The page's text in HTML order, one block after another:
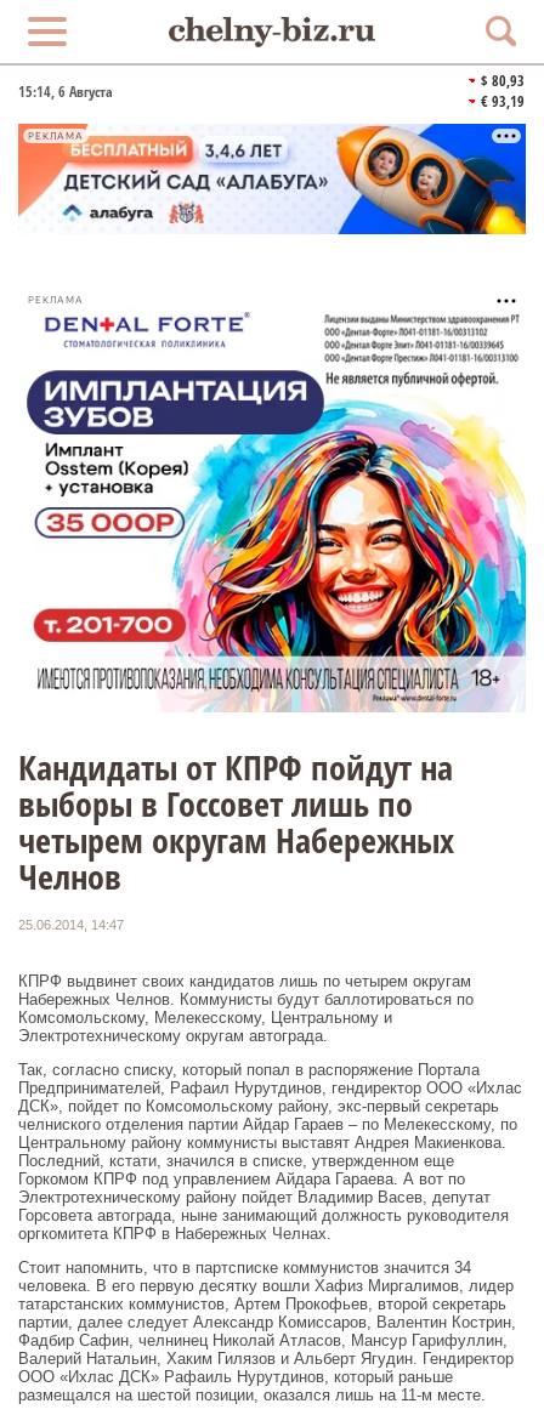
15:14, 6 Августа
$ 80,93
€ 93,19
РЕКЛАМА
РЕКЛАМА
Кандидаты от КПРФ пойдут на
выборы в Госсовет лишь по
четырем округам Набережных
Челнов
25.06.2014, 14:47
КПРФ выдвинет своих кандидатов лишь по четырем округам
Набережных Челнов. Коммунисты будут баллотироваться по
Комсомольскому, Мелекесскому, Центральному и
Электротехническому округам автограда.
Так, согласно списку, который попал в распоряжение Портала
Предпринимателей, Рафаил Нурутдинов, гендиректор ООО «Ихлас
ДСК», пойдет по Комсомольскому району, экс-первый секретарь
челниского отделения партии Айдар Гараев – по Мелекесскому, по
Центральному району коммунисты выставят Андрея Макиенкова.
Последний, кстати, значился в списке, утвержденном еще
Горкомом КПРФ под управлением Айдара Гараева. А вот по
Электротехническому району пойдет Владимир Васев, депутат
Горсовета автограда, ныне занимающий должность руководителя
оргкомитета КПРФ в Набережных Челнах.
Стоит напомнить, что в партсписке коммунистов значится 34
человека. В его первую десятку вошли Хафиз Миргалимов, лидер
татарстанских коммунистов, Артем Прокофьев, второй секретарь
партии, далее следует Александр Комиссаров, Валентин Кострин,
Фадбир Сафин, челнинец Николай Атласов, Мансур Гарифуллин,
Валерий Натальин, Хаким Гилязов и Альберт Ягудин. Гендиректор
ООО «Ихлас ДСК» Рафаиль Нурутдинов, который раньше
размещался на шестой позиции, оказался лишь на 11-м месте.